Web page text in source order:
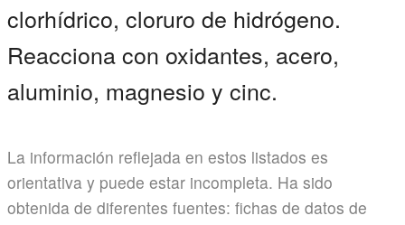
clorhídrico, cloruro de hidrógeno.
Reacciona con oxidantes, acero,
aluminio, magnesio y cinc.
La información reflejada en estos listados es
orientativa y puede estar incompleta. Ha sido
obtenida de diferentes fuentes: fichas de datos de